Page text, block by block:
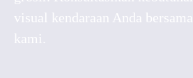
visual kendaraan Anda
kami.